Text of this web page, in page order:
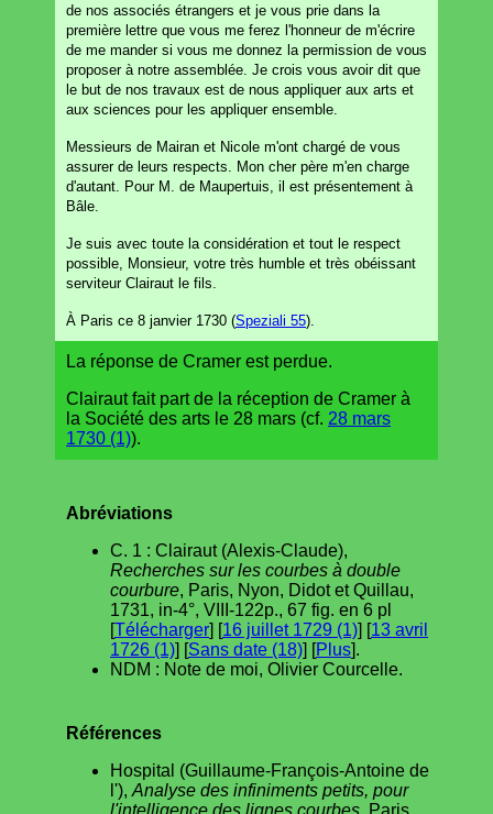
de nos associés étrangers et je vous prie dans la
première lettre que vous me ferez l'honneur de m'écrire
de me mander si vous me donnez la permission de vous
proposer à notre assemblée. Je crois vous avoir dit que
le but de nos travaux est de nous appliquer aux arts et
aux sciences pour les appliquer ensemble.
Messieurs de Mairan et Nicole m'ont chargé de vous
assurer de leurs respects. Mon cher père m'en charge
d'autant. Pour M. de Maupertuis, il est présentement à
Bâle.
Je suis avec toute la considération et tout le respect
possible, Monsieur, votre très humble et très obéissant
serviteur Clairaut le fils.
À Paris ce 8 janvier 1730 (Speziali 55).
La réponse de Cramer est perdue.
Clairaut fait part de la réception de Cramer à
la Société des arts le 28 mars (cf. 28 mars
1730 (1)).
Abréviations
C. 1 : Clairaut (Alexis-Claude),
Recherches sur les courbes à double
courbure, Paris, Nyon, Didot et Quillau,
1731, in-4°, VIII-122p., 67 fig. en 6 pl
[Télécharger] [16 juillet 1729 (1)] [13 avril
1726 (1)] [Sans date (18)] [Plus].
NDM : Note de moi, Olivier Courcelle.
Références
Hospital (Guillaume-François-Antoine de
l'), Analyse des infiniments petits, pour
l'intelligence des lignes courbes , Paris,